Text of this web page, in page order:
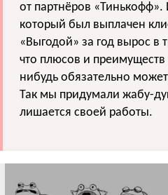
от партнёров
который был выплачен
«Выгодой» за год вырос
что плюсов и преимуществ
нибудь обязательно может
Так мы придумали жабу-
лишается своей работы.